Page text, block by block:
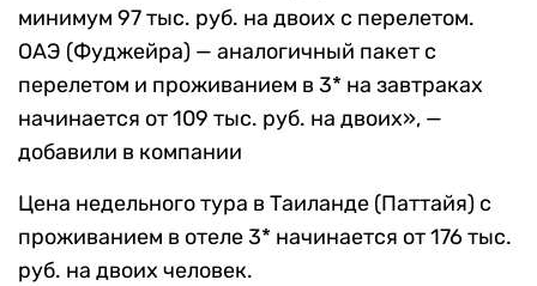
минимум 97 тыс. руб. на двоих с перелетом.
ОАЭ (Фуджейра) — аналогичный пакет с
перелетом и проживанием в 3* на завтраках
начинается от 109 тыс. руб. на двоих», —
добавили в компании
Цена недельного тура в Таиланде (Паттайя) с
проживанием в отеле 3* начинается от 176 тыс.
руб. на двоих человек.